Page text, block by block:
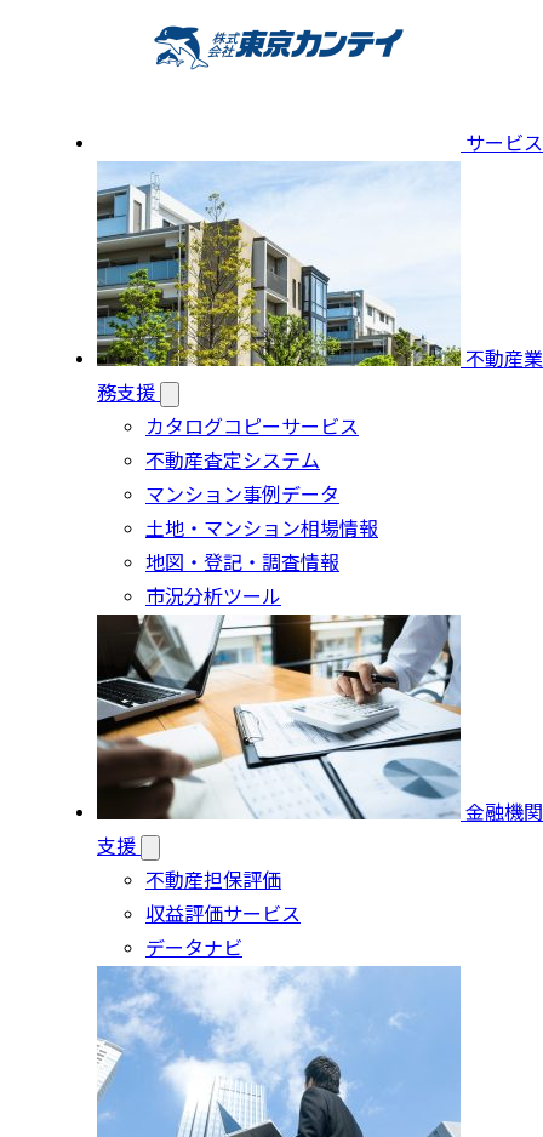
サービス
不動産業
務支援
カタログコピーサービス
不動産査定システム
マンション事例データ
土地・マンション相場情報
地図・登記・調査情報
市況分析ツール
金融機関
支援
不動産担保評価
収益評価サービス
データナビ